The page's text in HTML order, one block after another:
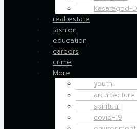
Kasaragod-D
real estate
fashion
education
careers
crime
More
youth
architecture
spiritual
covid-19